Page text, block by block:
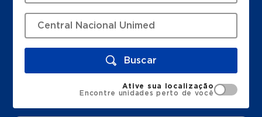
Buscar
Ative sua localização
Encontre unidades perto de você